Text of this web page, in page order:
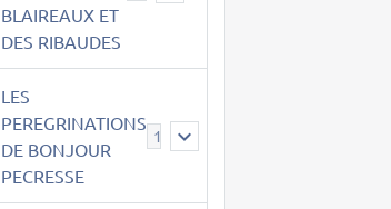
BLAIREAUX ET
DES RIBAUDES
LES
PEREGRINATIONS
DE BONJOUR
PECRESSE
14